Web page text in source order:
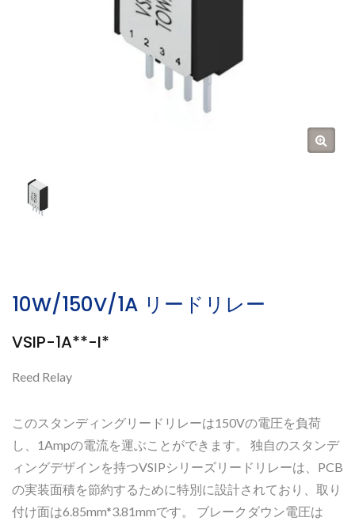
10W/150V/1A リードリレー
VSIP-1A**-I*
Reed Relay
このスタンディングリードリレーは150Vの電圧を負荷
し、1Ampの電流を運ぶことができます。 独自のスタンデ
ィングデザインを持つVSIPシリーズリードリレーは、PCB
の実装面積を節約するために特別に設計されており、取り
付け面は6.85mm*3.81mmです。 ブレークダウン電圧は